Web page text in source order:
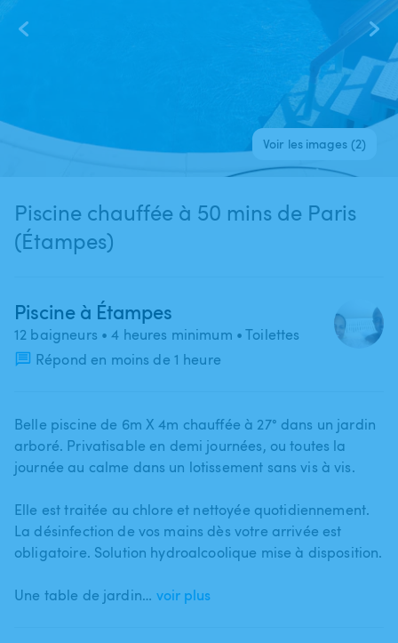
Voir les images (2)
Piscine chauffée à 50 mins de Paris
(Étampes)
Piscine à Étampes
12 baigneurs • 4 heures minimum • Toilettes
Répond en moins de 1 heure
Belle piscine de 6m X 4m chauffée à 27°​ dans un jardin
arboré. Privatisable en demi journées​,​ ou toutes la
journée au calme dans un lotissement sans vis à vis.
Elle est traitée au chlore et nettoyée quotidiennement.
La désinfection de vos mains dès votre arrivée est
obligatoire. Solution hydroalcoolique mise à disposition.
Une table de jardin… voir plus